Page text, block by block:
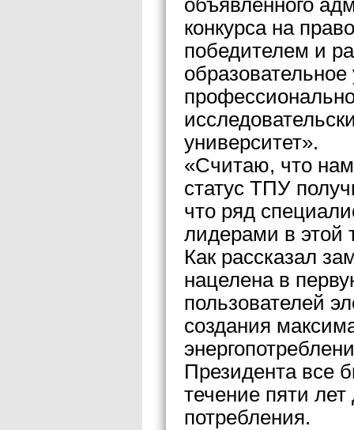
объявленного
конкурса на
победителем и
университет».
«Считаю, что
статус ТПУ
что ряд
лидерами в этой
Как рассказал
нацелена в
пользователей
создания
Президента все
течение пяти
потребления.